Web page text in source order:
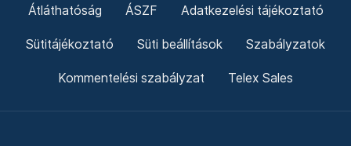
Átláthatóság ÁSZF Adatkezelési tájékoztató
Sütitájékoztató Süti beállítások Szabályzatok
Kommentelési szabályzat Telex Sales